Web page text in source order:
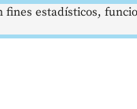
estadísticos,